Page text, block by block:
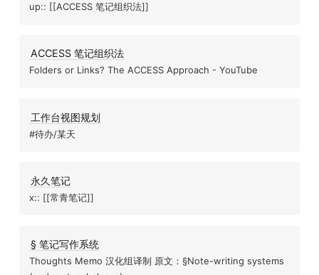
up:: [[ACCESS 笔记组织法]]
ACCESS 笔记组织法
Folders or Links? The ACCESS Approach - YouTube
工作台视图规划
#待办/某天
永久笔记
x:: [[常青笔记]]
§ 笔记写作系统
Thoughts Memo 汉化组译制 原文：§Note-writing systems